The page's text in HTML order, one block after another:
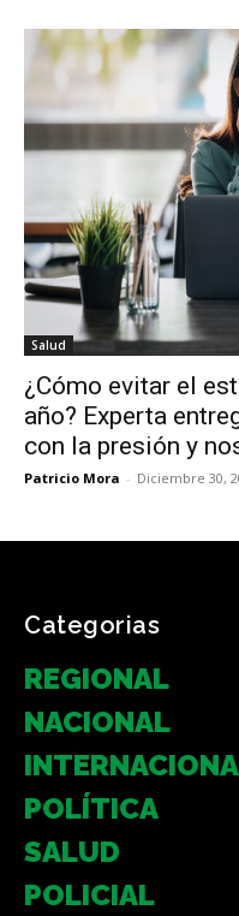
Salud
¿Cómo evitar el
año? Experta
con la presión y
Patricio Mora - Diciembre 30,
Categorias
REGIONAL
NACIONAL
POLÍTICA
SALUD
POLICIAL